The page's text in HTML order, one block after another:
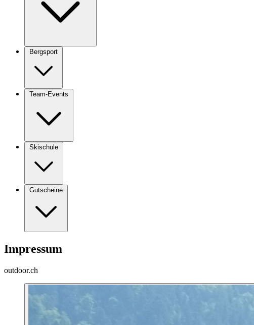
Bergsport
Team-Events
Skischule
Gutscheine
Impressum
outdoor.ch